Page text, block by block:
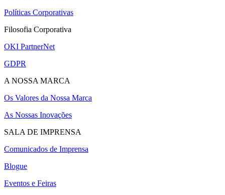
Políticas Corporativas
Filosofia Corporativa
OKI PartnerNet
GDPR
A NOSSA MARCA
Os Valores da Nossa Marca
As Nossas Inovações
SALA DE IMPRENSA
Comunicados de Imprensa
Blogue
Eventos e Feiras